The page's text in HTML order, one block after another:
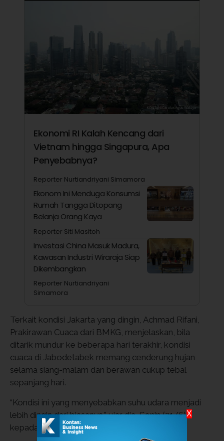
Ekonomi RI Kalah Kencang dari
Vietnam hingga Singapura, Apa
Penyebabnya?
Reporter Nurtiandriyani Simamora
Ekonom Ini Menduga Konsumsi
Rumah Tangga Ditopang
Belanja Orang Kaya
Reporter Siti Masitoh
Investasi China Masuk Madura,
Kawasan Industri Wiraraja Siap
Dikembangkan
Reporter Nurtiandriyani
Simamora
Terkait kondisi Jakarta yang dingin, Achmad Rifani,
Prakirawan Cuaca dari BMKG, menjelaskan, bila
ditarik mundur ke beberapa hari terakhir, kondisi
cuaca di Jabodetabek memang cenderung hujan
selama siang-malam dan berawan cukup tebal
sepanjang hari.
“Kondisi ini yang menyebabkan suhu udara menjadi
lebih dingin dari biasanya,” ujar dia, Senin (21/6),
kepada Kompas.com.
X